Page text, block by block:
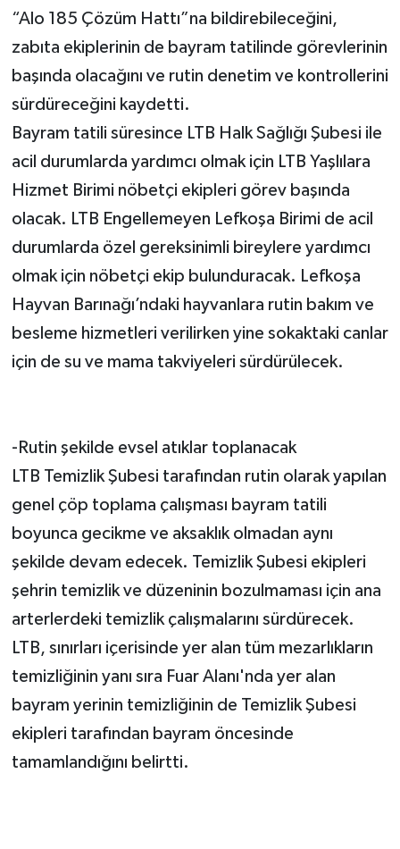
“Alo 185 Çözüm Hattı”na bildirebileceğini,
zabıta ekiplerinin de bayram tatilinde görevlerinin
başında olacağını ve rutin denetim ve kontrollerini
sürdüreceğini kaydetti.
Bayram tatili süresince LTB Halk Sağlığı Şubesi ile
acil durumlarda yardımcı olmak için LTB Yaşlılara
Hizmet Birimi nöbetçi ekipleri görev başında
olacak. LTB Engellemeyen Lefkoşa Birimi de acil
durumlarda özel gereksinimli bireylere yardımcı
olmak için nöbetçi ekip bulunduracak. Lefkoşa
Hayvan Barınağı’ndaki hayvanlara rutin bakım ve
besleme hizmetleri verilirken yine sokaktaki canlar
için de su ve mama takviyeleri sürdürülecek.
-Rutin şekilde evsel atıklar toplanacak
LTB Temizlik Şubesi tarafından rutin olarak yapılan
genel çöp toplama çalışması bayram tatili
boyunca gecikme ve aksaklık olmadan aynı
şekilde devam edecek. Temizlik Şubesi ekipleri
şehrin temizlik ve düzeninin bozulmaması için ana
arterlerdeki temizlik çalışmalarını sürdürecek.
LTB, sınırları içerisinde yer alan tüm mezarlıkların
temizliğinin yanı sıra Fuar Alanı'nda yer alan
bayram yerinin temizliğinin de Temizlik Şubesi
ekipleri tarafından bayram öncesinde
tamamlandığını belirtti.